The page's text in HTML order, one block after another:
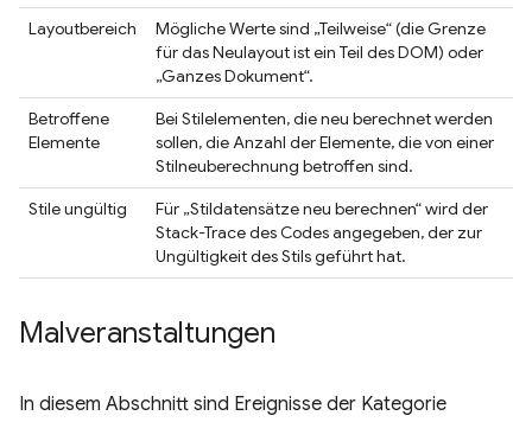
Layoutbereich
Mögliche Werte sind „Teilweise“ (die Grenze
für das Neulayout ist ein Teil des DOM) oder
„Ganzes Dokument“.
Betroffene
Elemente
Bei Stilelementen, die neu berechnet werden
sollen, die Anzahl der Elemente, die von einer
Stilneuberechnung betroffen sind.
Stile ungültig
Für „Stildatensätze neu berechnen“ wird der
Stack-Trace des Codes angegeben, der zur
Ungültigkeit des Stils geführt hat.
Malveranstaltungen
In diesem Abschnitt sind Ereignisse der Kategorie